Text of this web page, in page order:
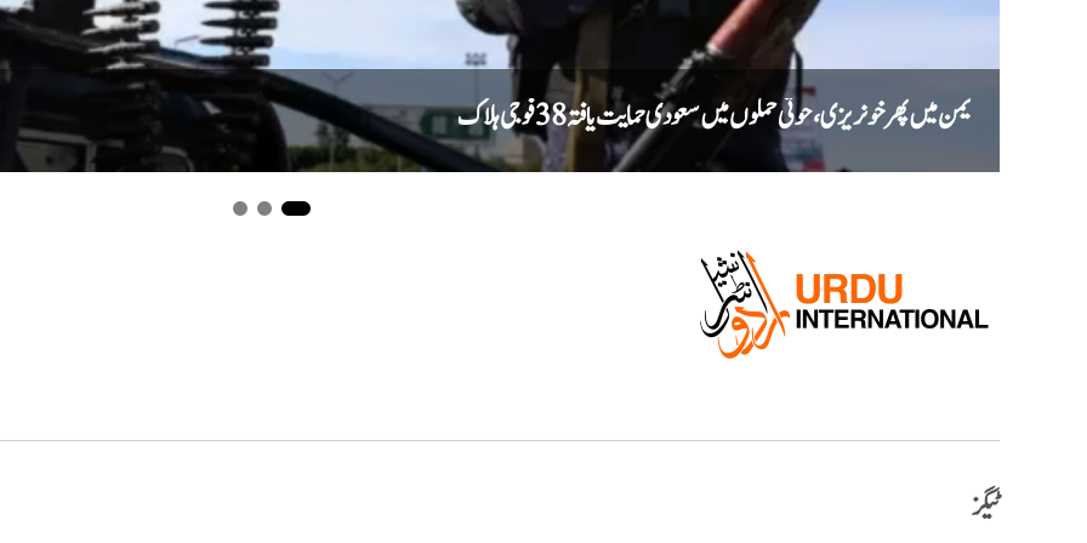
یمن میں پھر خونریزی، حوثی حملوں میں سعودی حمایت یافتہ 38 فوجی ہلاک
ٹیگز